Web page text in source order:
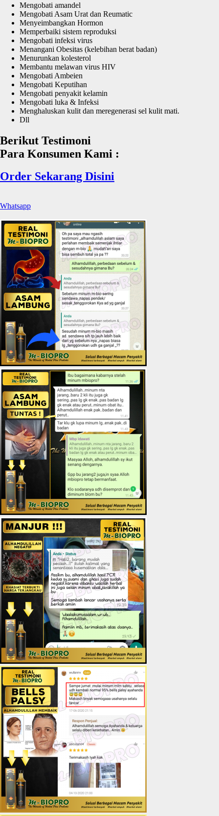
Mengobati amandel
Mengobati Asam Urat dan Reumatic
Menyeimbangkan Hormon
Memperbaiki sistem reproduksi
Mengobati infeksi virus
Menangani Obesitas (kelebihan berat badan)
Menurunkan kolesterol
Membantu melawan virus HIV
Mengobati Ambeien
Mengobati Keputihan
Mengobati penyakit kelamin
Mengobati luka & Infeksi
Menghaluskan kulit dan meregenerasi sel kulit mati.
Dll
Berikut Testimoni
Para Konsumen Kami :
Order Sekarang Disini
Whatsapp